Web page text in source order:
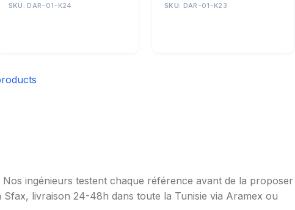
SKU: DAR-01-K24 SKU: DAR-01-K23
ingénieurs testent chaque référence avant de la proposer
livraison 24-48h dans toute la Tunisie via Aramex ou